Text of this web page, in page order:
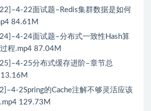
22面试题–Redis集群数据是如何
84.61M
24面试题–分布式一致性Hash算
程.mp4 87.04M
25分布式缓存进阶–章节总
2Spring的Cache注解不够灵活应该
129.73M